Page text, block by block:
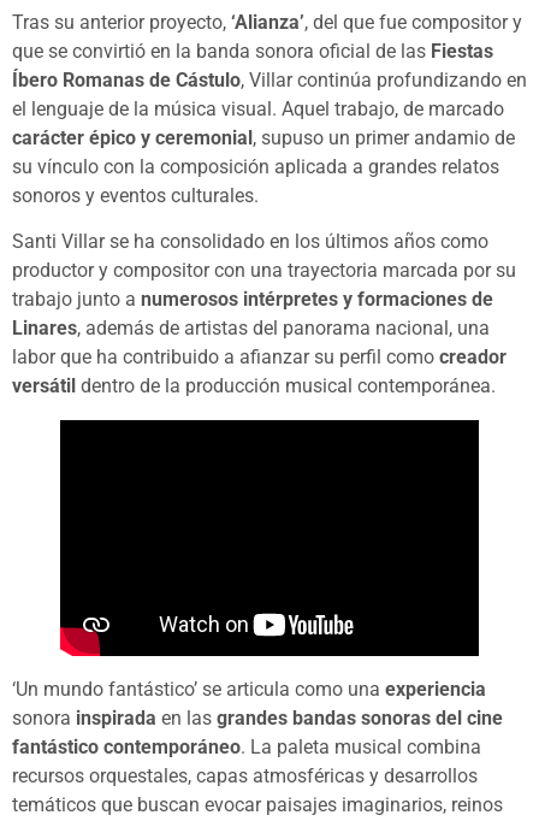
Tras su anterior proyecto, ‘Alianza’, del que fue compositor y
que se convirtió en la banda sonora oficial de las Fiestas
Íbero Romanas de Cástulo, Villar continúa profundizando en
el lenguaje de la música visual. Aquel trabajo, de marcado
carácter épico y ceremonial, supuso un primer andamio de
su vínculo con la composición aplicada a grandes relatos
sonoros y eventos culturales.
Santi Villar se ha consolidado en los últimos años como
productor y compositor con una trayectoria marcada por su
trabajo junto a numerosos intérpretes y formaciones de
Linares, además de artistas del panorama nacional, una
labor que ha contribuido a afianzar su perfil como creador
versátil dentro de la producción musical contemporánea.
‘Un mundo fantástico’ se articula como una experiencia
sonora inspirada en las grandes bandas sonoras del cine
fantástico contemporáneo. La paleta musical combina
recursos orquestales, capas atmosféricas y desarrollos
temáticos que buscan evocar paisajes imaginarios, reinos